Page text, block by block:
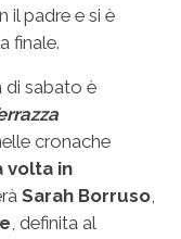
il padre e si è
finale.
di sabato è
cronache
volta in
Sarah Borruso
, definita al